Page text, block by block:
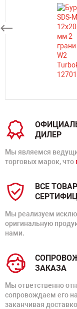
ДИЛЕР
Мы являемся
торговых марок, что
ВСЕ
Мы реализуем
оригинальную
нами.
ЗАКАЗА
Мы ответственно
сопровождаем его
заканчивая